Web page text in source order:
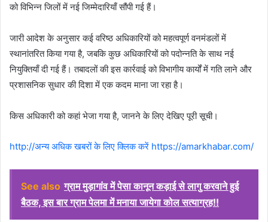
को विभिन्न जिलों में नई जिम्मेदारियाँ सौंपी गई हैं।
जारी आदेश के अनुसार कई वरिष्ठ अधिकारियों को महत्वपूर्ण वनमंडलों में
स्थानांतरित किया गया है, जबकि कुछ अधिकारियों को पदोन्नति के साथ नई
नियुक्तियाँ दी गई हैं। तबादलों की इस कार्रवाई को विभागीय कार्यों में गति लाने और
प्रशासनिक सुधार की दिशा में एक कदम माना जा रहा है।
किस अधिकारी को कहां भेजा गया है, जानने के लिए देखिए पूरी सूची।
http://अन्य अधिक खबरों के लिए क्लिक करें https://amarkhabar.com/
See also ग्राम मुड़ागांव में पेसा कानून कड़ाई से लागु करवाने हुई
बैठक, इस बार ग्राम पेलमा में मनाया जायेगा कोल सत्याग्रह!!